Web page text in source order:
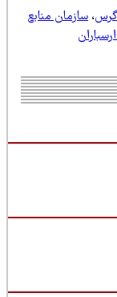
سازمان منابع